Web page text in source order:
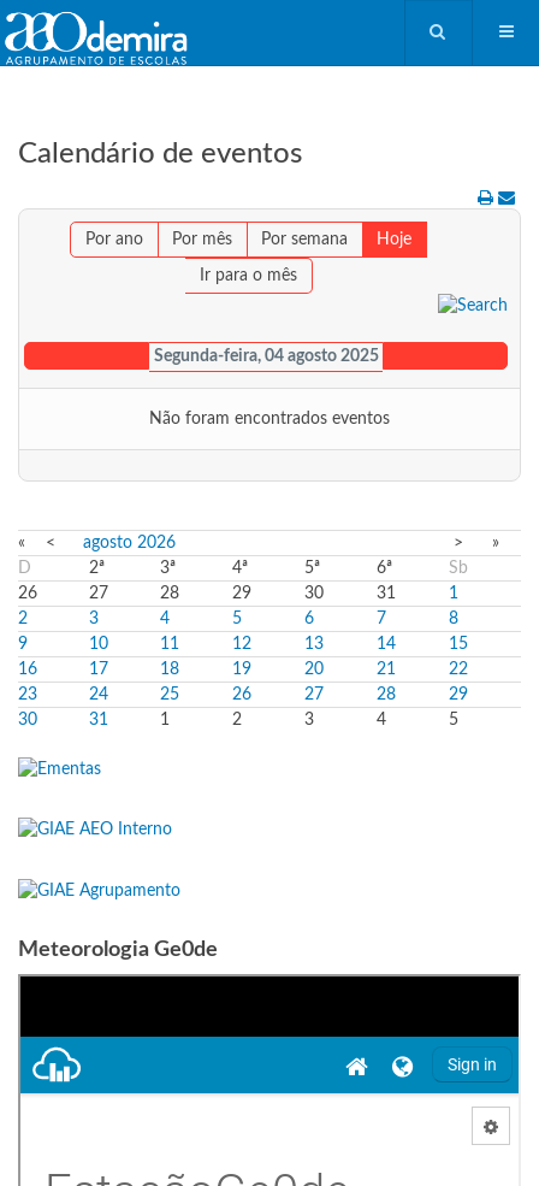
Calendário de eventos
Por ano Por mês Por semana Hoje
Ir para o mês
Segunda-feira, 04 agosto 2025
Não foram encontrados eventos
« < agosto 2026 >
»
D
2ª 3ª 4ª 5ª 6ª
Sb
26
27 28 29 30 31
1
2
3 4 5 6 7
8
9
10 11 12 13 14
15
16
17 18 19 20 21
22
23
24 25 26 27 28
29
30
31 1 2 3 4 5
Meteorologia Ge0de